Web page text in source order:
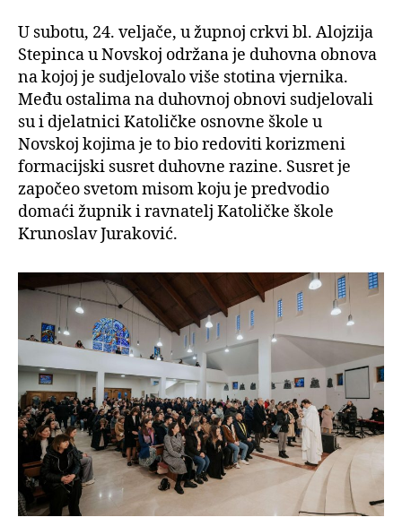
U subotu, 24. veljače, u župnoj crkvi bl. Alojzija
Stepinca u Novskoj održana je duhovna obnova
na kojoj je sudjelovalo više stotina vjernika.
Među ostalima na duhovnoj obnovi sudjelovali
su i djelatnici Katoličke osnovne škole u
Novskoj kojima je to bio redoviti korizmeni
formacijski susret duhovne razine. Susret je
započeo svetom misom koju je predvodio
domaći župnik i ravnatelj Katoličke škole
Krunoslav Juraković.